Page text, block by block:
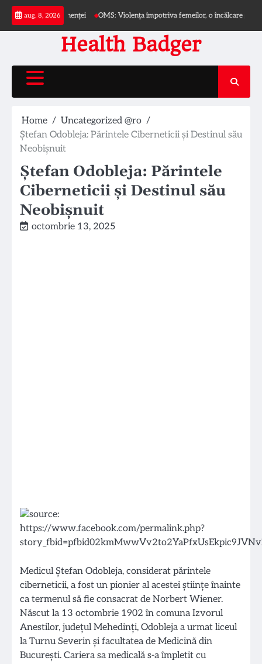
Skip
content
aug. 8, 2026
incontinenței OMS: Violența împotriva femeilor, o încălcare globală a
Health Badger
Home
Uncategorized @ro
Ștefan Odobleja: Părintele Ciberneticii și Destinul său
Neobișnuit
Ștefan Odobleja: Părintele
Ciberneticii și Destinul său
Neobișnuit
octombrie 13, 2025
Medicul Ștefan Odobleja, considerat părintele
ciberneticii, a fost un pionier al acestei științe înainte
ca termenul să fie consacrat de Norbert Wiener.
Născut la 13 octombrie 1902 în comuna Izvorul
Anestilor, județul Mehedinți, Odobleja a urmat liceul
la Turnu Severin și facultatea de Medicină din
București. Cariera sa medicală s-a împletit cu